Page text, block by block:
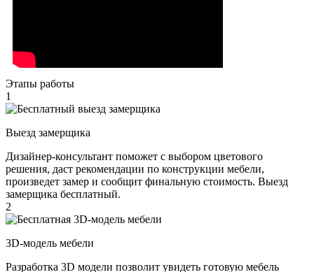
Этапы работы
1
Выезд замерщика
Дизайнер-консультант поможет с выбором цветового
решения, даст рекомендации по конструкции мебели,
произведет замер и сообщит финальную стоимость. Выезд
замерщика бесплатный.
2
3D-модель мебели
Разработка 3D модели позволит увидеть готовую мебель